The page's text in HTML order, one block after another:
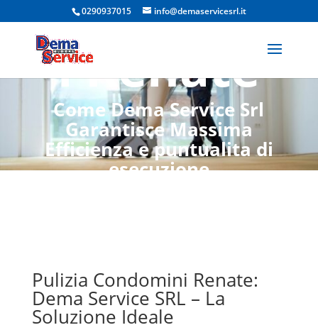
0290937015 info@demaservicesrl.it
Condomin
i Renate
Come Dema Service Srl
Garantisce Massima
Efficienza e puntualita di
esecuzione
Pulizia Condomini Renate:
Dema Service SRL – La
Soluzione Ideale